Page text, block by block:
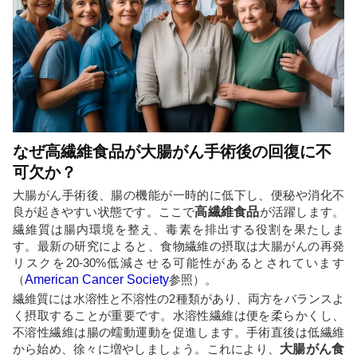
なぜ高繊維食品が大腸がん手術後の回復に不
可欠か？
大腸がん手術後、腸の機能が一時的に低下し、便秘や消化不
良が起きやすい状態です。ここで高繊維食品が活躍します。
繊維質は腸内環境を整え、毒素を排出する役割を果たしま
す。最新の研究によると、食物繊維の摂取は大腸がんの再発
リスクを20-30%低減させる可能性があるとされています
（American Cancer Society参照）。
繊維質には水溶性と不溶性の2種類があり、両方をバランスよ
く摂取することが重要です。水溶性繊維は便を柔らかくし、
不溶性繊維は腸の蠕動運動を促進します。手術直後は低繊維
から始め、徐々に増やしましょう。これにより、 大腸がん食